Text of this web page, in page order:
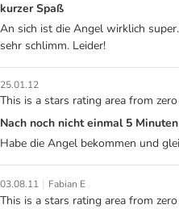
kurzer Spaß
An sich ist die Angel wirklich
sehr schlimm. Leider!
25.01.12
This is a stars rating area from
Nach noch nicht einmal 5
Habe die Angel bekommen und
03.08.11 | Fabian E
This is a stars rating area from